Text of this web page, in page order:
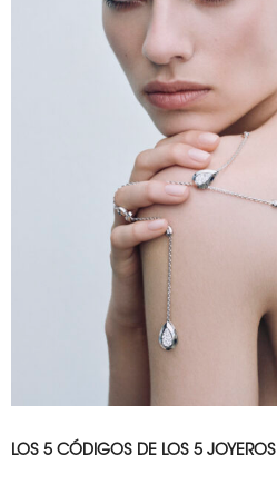
LOS 5 CÓDIGOS DE LOS 5 JOYEROS